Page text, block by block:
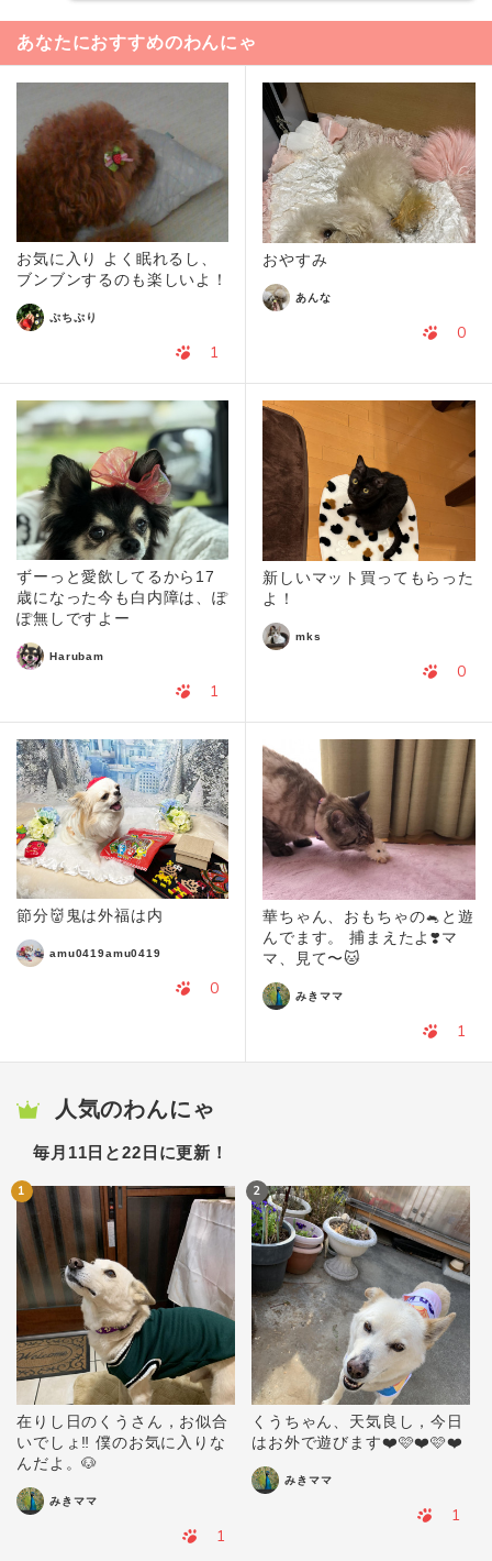
あなたにおすすめのわんにゃ
お気に入り よく眠れるし、
ブンブンするのも楽しいよ！
ぷちぷり
1
おやすみ
あんな
0
ずーっと愛飲してるから17
歳になった今も白内障は、ぽ
ぽ無しですよー
Harubam
1
新しいマット買ってもらった
よ！
mks
0
節分👹鬼は外福は内
amu0419amu0419
0
華ちゃん、おもちゃの🐁と遊
んでます。 捕まえたよ❣️マ
マ、見て〜🐱
みきママ
1
人気のわんにゃ
毎月11日と22日に更新！
1
在りし日のくうさん，お似合
いでしょ‼️ 僕のお気に入りな
んだよ。🐶
みきママ
1
2
くうちゃん、天気良し，今日
はお外で遊びます❤️🩷❤️🩷❤️
みきママ
1